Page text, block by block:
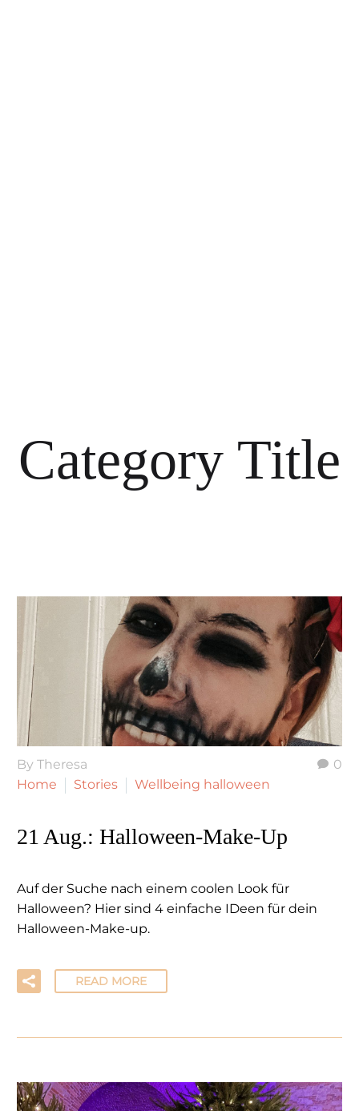
Category Title
0
By Theresa
Home
Stories Wellbeing halloween
21 Aug.: Halloween-Make-Up
Auf der Suche nach einem coolen Look für
Halloween? Hier sind 4 einfache IDeen für dein
Halloween-Make-up.
READ MORE